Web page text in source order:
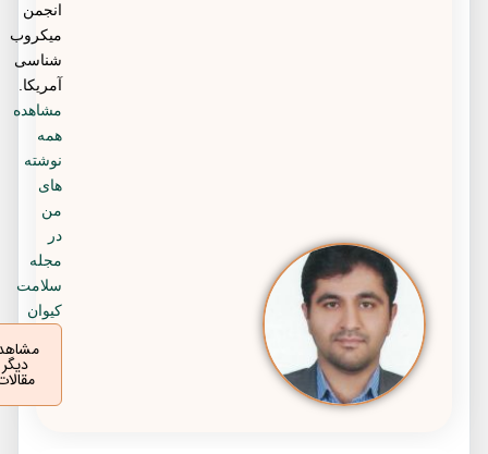
انجمن
میکروب
شناسی
آمریکا.
مشاهده
نوشته
سلامت
کیوان
مشاهده
مقالات